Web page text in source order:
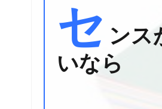
セ ンス
いなら